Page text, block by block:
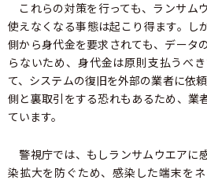
これらの対策を行っても、ランサム
使えなくなる事態は起こり得ます。し
側から身代金を要求されても、データ
らないため、身代金は原則支払うべ
て、システムの復旧を外部の業者に依
側と裏取引をする恐れもあるため、業
ています。
警視庁では、もしランサムウエアに
染拡大を防ぐため、感染した端末を